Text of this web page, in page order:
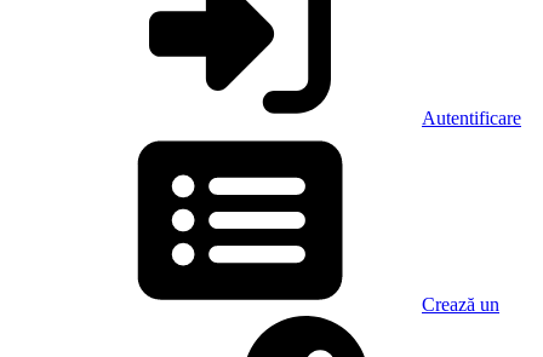
Autentificare
Crează un